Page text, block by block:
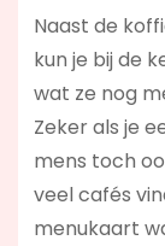
Naast de
kun je bij de
wat ze nog
Zeker als je
mens toch
veel cafés
menukaart